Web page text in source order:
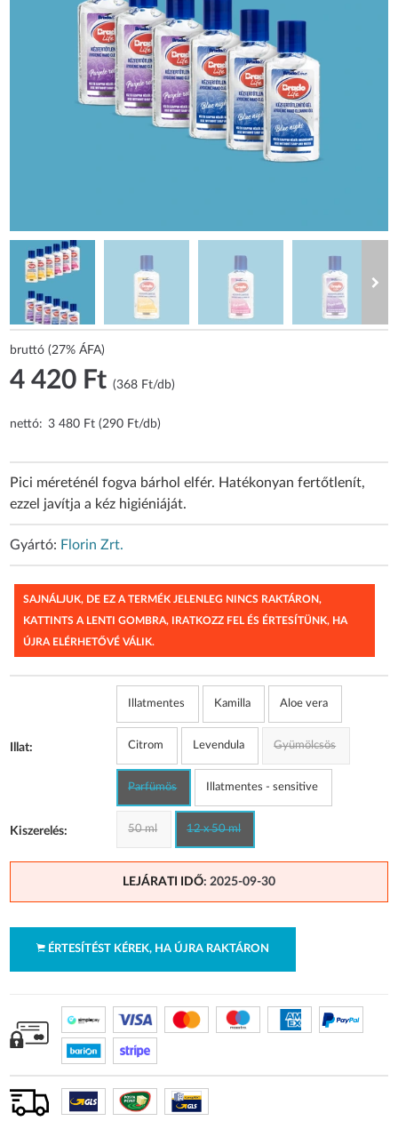
bruttó (27% ÁFA)
4 420 Ft(368 Ft/db)
nettó: 3 480 Ft (290 Ft/db)
Pici méreténél fogva bárhol elfér. Hatékonyan fertőtlenít,
ezzel javítja a kéz higiéniáját.​
Gyártó: Florin Zrt.
SAJNÁLJUK, DE EZ A TERMÉK JELENLEG NINCS RAKTÁRON,
KATTINTS A LENTI GOMBRA, IRATKOZZ FEL ÉS ÉRTESÍTÜNK, HA
ÚJRA ELÉRHETŐVÉ VÁLIK.
Illat:
Illatmentes Kamilla Aloe vera
Citrom Levendula Gyümölcsös
Parfümös Illatmentes - sensitive
Kiszerelés: 50 ml 12 x 50 ml
LEJÁRATI IDŐ: 2025-09-30
ÉRTESÍTÉST KÉREK, HA ÚJRA RAKTÁRON